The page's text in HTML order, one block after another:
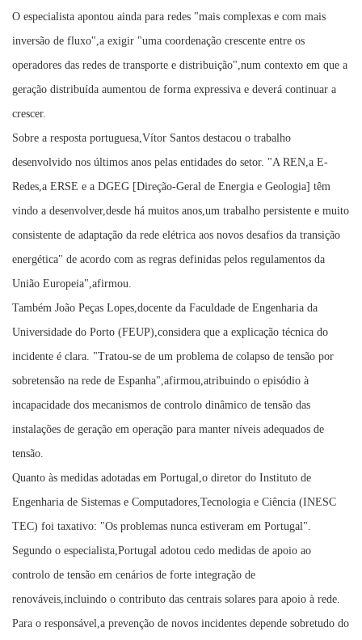
O especialista apontou ainda para redes "mais complexas e com mais
inversão de fluxo",a exigir "uma coordenação crescente entre os
operadores das redes de transporte e distribuição",num contexto em que a
geração distribuída aumentou de forma expressiva e deverá continuar a
crescer.
Sobre a resposta portuguesa,Vítor Santos destacou o trabalho
desenvolvido nos últimos anos pelas entidades do setor. "A REN,a E-
Redes,a ERSE e a DGEG [Direção-Geral de Energia e Geologia] têm
vindo a desenvolver,desde há muitos anos,um trabalho persistente e muito
consistente de adaptação da rede elétrica aos novos desafios da transição
energética" de acordo com as regras definidas pelos regulamentos da
União Europeia",afirmou.
Também João Peças Lopes,docente da Faculdade de Engenharia da
Universidade do Porto (FEUP),considera que a explicação técnica do
incidente é clara. "Tratou-se de um problema de colapso de tensão por
sobretensão na rede de Espanha",afirmou,atribuindo o episódio à
incapacidade dos mecanismos de controlo dinâmico de tensão das
instalações de geração em operação para manter níveis adequados de
tensão.
Quanto às medidas adotadas em Portugal,o diretor do Instituto de
Engenharia de Sistemas e Computadores,Tecnologia e Ciência (INESC
TEC) foi taxativo: "Os problemas nunca estiveram em Portugal".
Segundo o especialista,Portugal adotou cedo medidas de apoio ao
controlo de tensão em cenários de forte integração de
renováveis,incluindo o contributo das centrais solares para apoio à rede.
Para o responsável,a prevenção de novos incidentes depende sobretudo do